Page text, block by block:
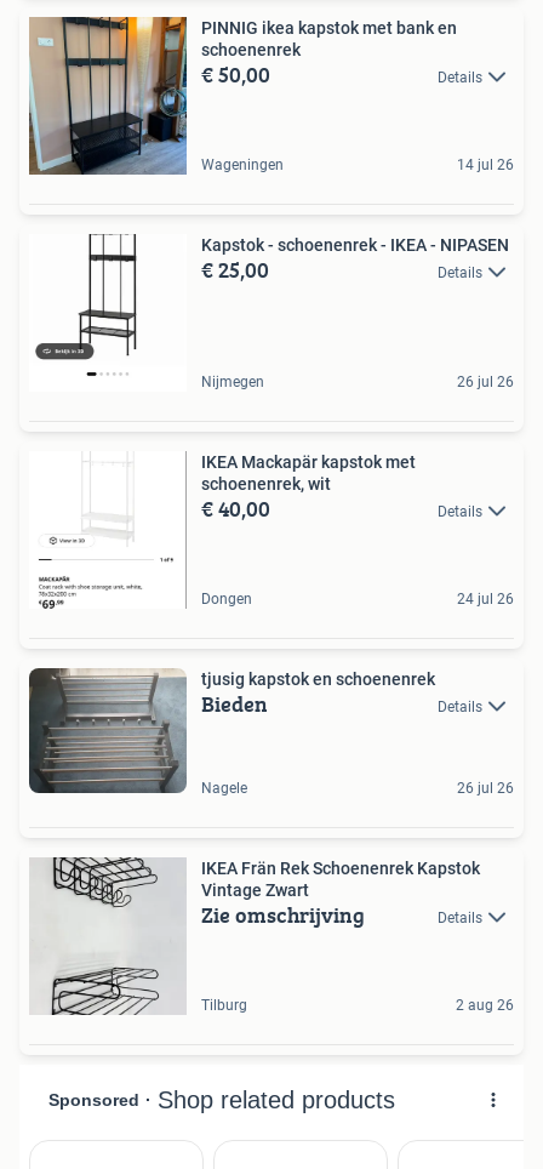
PINNIG ikea kapstok met bank en
schoenenrek
€ 50,00 Details
Wageningen 14 jul 26
Kapstok - schoenenrek - IKEA - NIPASEN
€ 25,00 Details
Nijmegen 26 jul 26
IKEA Mackapär kapstok met
schoenenrek, wit
€ 40,00 Details
Dongen 24 jul 26
tjusig kapstok en schoenenrek
Bieden Details
Nagele 26 jul 26
IKEA Frän Rek Schoenenrek Kapstok
Vintage Zwart
Zie omschrijving Details
Tilburg 2 aug 26